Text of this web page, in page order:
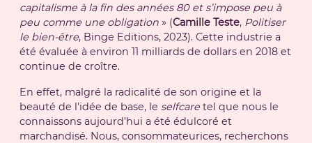
capitalisme à la fin des années 80 et s’impose peu à
peu comme une obligation » (Camille Teste, Politiser
le bien-être, Binge Editions, 2023). Cette industrie a
été évaluée à environ 11 milliards de dollars en 2018 et
continue de croître.
En effet, malgré la radicalité de son origine et la
beauté de l’idée de base, le selfcare tel que nous le
connaissons aujourd’hui a été édulcoré et
marchandisé. Nous, consommateurices, recherchons